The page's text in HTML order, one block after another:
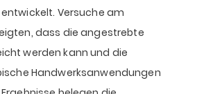
Versuche am
dass die angestrebte
werden kann und die
Handwerksanwendungen